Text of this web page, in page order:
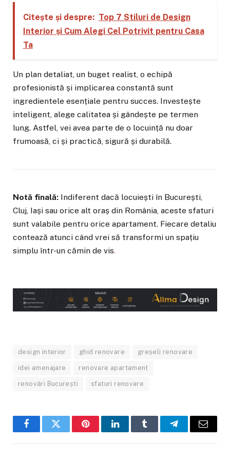
Citește și despre: Top 7 Stiluri de Design
Interior și Cum Alegi Cel Potrivit pentru Casa
Ta
Un plan detaliat, un buget realist, o echipă
profesionistă și implicarea constantă sunt
ingredientele esențiale pentru succes. Investește
inteligent, alege calitatea și gândește pe termen
lung. Astfel, vei avea parte de o locuință nu doar
frumoasă, ci și practică, sigură și durabilă.
Notă finală: Indiferent dacă locuiești în București,
Cluj, Iași sau orice alt oraș din România, aceste sfaturi
sunt valabile pentru orice apartament. Fiecare detaliu
contează atunci când vrei să transformi un spațiu
simplu într-un cămin de vis.
design interior ghid renovare greșeli renovare
idei amenajare renovare apartament
renovări București sfaturi renovare
FacebookTwitter PinterestLinkedInTumblr TelegramEmail